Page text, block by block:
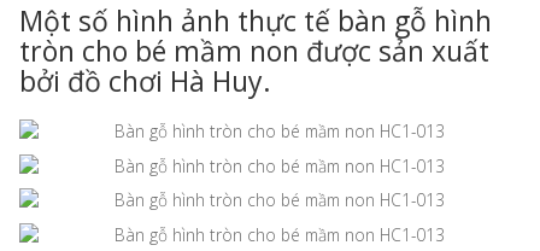
Một số hình ảnh thực tế bàn gỗ hình
tròn cho bé mầm non được sản xuất
bởi đồ chơi Hà Huy.